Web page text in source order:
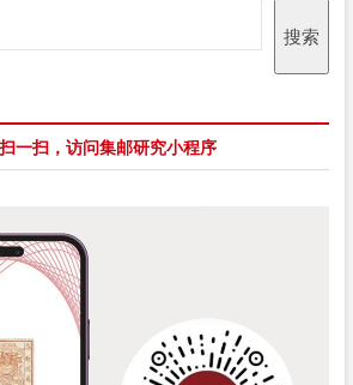
搜索
一扫，访问集邮研究小程序